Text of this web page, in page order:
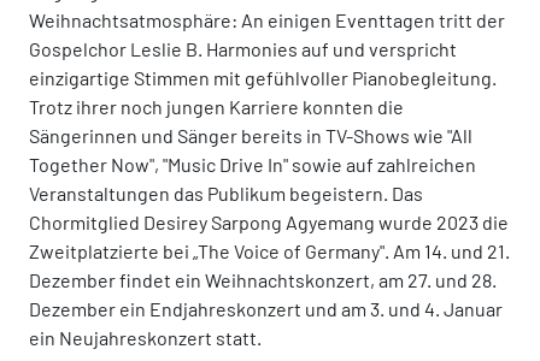
Weihnachtsatmosphäre: An einigen Eventtagen tritt der
Gospelchor Leslie B. Harmonies auf und verspricht
einzigartige Stimmen mit gefühlvoller Pianobegleitung.
Trotz ihrer noch jungen Karriere konnten die
Sängerinnen und Sänger bereits in TV-Shows wie "All
Together Now", "Music Drive In" sowie auf zahlreichen
Veranstaltungen das Publikum begeistern. Das
Chormitglied Desirey Sarpong Agyemang wurde 2023 die
Zweitplatzierte bei „The Voice of Germany". Am 14. und 21.
Dezember findet ein Weihnachtskonzert, am 27. und 28.
Dezember ein Endjahreskonzert und am 3. und 4. Januar
ein Neujahreskonzert statt.